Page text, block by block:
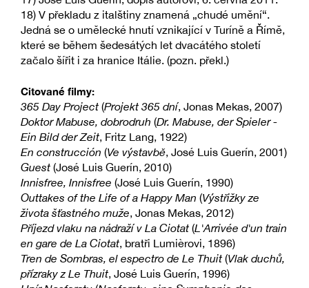
18) V překladu z italštiny znamená „chudé umění“.
Jedná se o umělecké hnutí vznikající v Turíně a Římě,
které se během šedesátých let dvacátého století
začalo šířit i za hranice Itálie. (pozn. překl.)
Citované filmy:
365 Day Project (Projekt 365 dní, Jonas Mekas, 2007)
Doktor Mabuse, dobrodruh (Dr. Mabuse, der Spieler -
Ein Bild der Zeit, Fritz Lang, 1922)
En construcción (Ve výstavbě, José Luis Guerín, 2001)
Guest (José Luis Guerín, 2010)
Innisfree, Innisfree (José Luis Guerín, 1990)
Outtakes of the Life of a Happy Man (Výstřižky ze
života šťastného muže, Jonas Mekas, 2012)
Příjezd vlaku na nádraží v La Ciotat (L'Arrivée d'un train
en gare de La Ciotat, bratři Lumièrovi, 1896)
Tren de Sombras, el espectro de Le Thuit (Vlak duchů,
přízraky z Le Thuit, José Luis Guerín, 1996)